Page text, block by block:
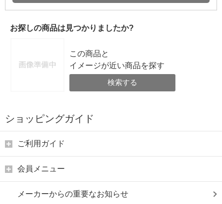
お探しの商品は見つかりましたか?
この商品と
イメージが近い商品を探す
検索する
ショッピングガイド
ご利用ガイド
会員メニュー
メーカーからの重要なお知らせ